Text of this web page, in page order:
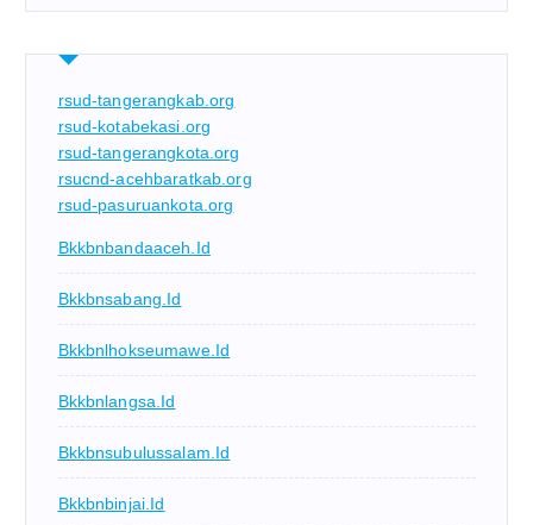
rsud-tangerangkab.org
rsud-kotabekasi.org
rsud-tangerangkota.org
rsucnd-acehbaratkab.org
rsud-pasuruankota.org
Bkkbnbandaaceh.id
Bkkbnsabang.id
Bkkbnlhokseumawe.id
Bkkbnlangsa.id
Bkkbnsubulussalam.id
Bkkbnbinjai.id